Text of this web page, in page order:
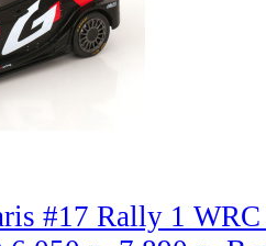
#17 Rally 1